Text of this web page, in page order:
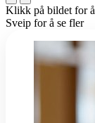
Klikk på bildet for å
Sveip for å se fler